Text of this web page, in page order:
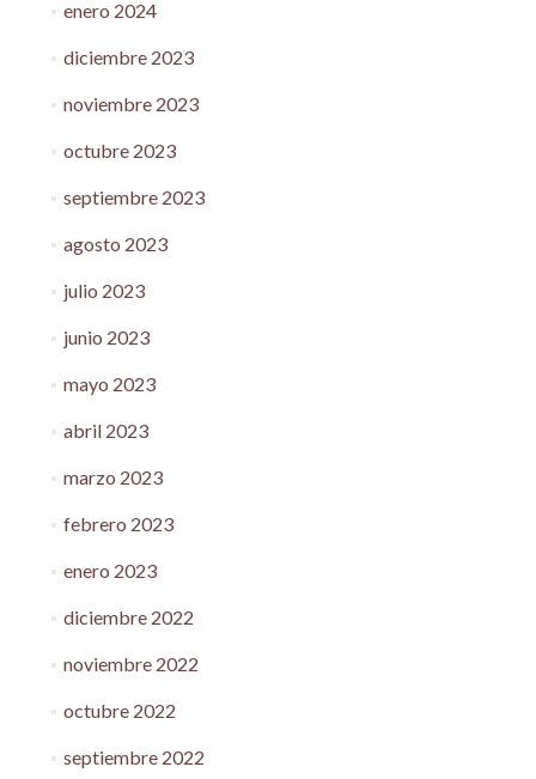
enero 2024
diciembre 2023
noviembre 2023
octubre 2023
septiembre 2023
agosto 2023
julio 2023
junio 2023
mayo 2023
abril 2023
marzo 2023
febrero 2023
enero 2023
diciembre 2022
noviembre 2022
octubre 2022
septiembre 2022